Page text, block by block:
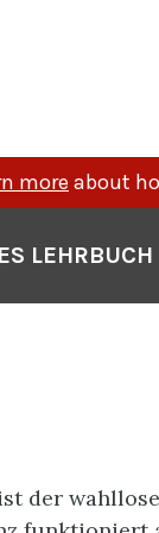
more about
LEHRBUCH
der